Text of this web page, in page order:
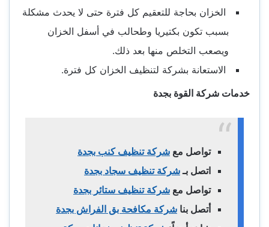
الخزان بحاجة للتعقيم كل فترة حتى لا يحدث مشكلة
بسبب تكون بكتيريا وطحالب في أسفل الخزان
ويصعب التخلص منها بعد ذلك.
الاستعانة بشركة لتنظيف الخزان كل فترة.
خدمات شركة القوة بجدة
تواصل مع شركة تنظيف كنب بجدة
اتصل بـشركة تنظيف سجاد بجدة
تواصل مع شركة تنظيف ستائر بجدة
أتصل بنا شركة مكافحة بق الفراش بجدة